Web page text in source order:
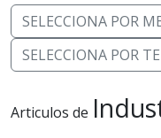
SELECCIONA POR
SELECCIONA POR
Articulos de